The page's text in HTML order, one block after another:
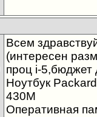
Всем
(интересен
проц i-5,бюджет
Ноутбук
430M
Оперативная